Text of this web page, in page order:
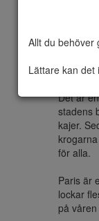
Allt du behöver
Lättare kan det
2,2
Det är
stadens
kajer.
för alla.
Paris är
lockar
på